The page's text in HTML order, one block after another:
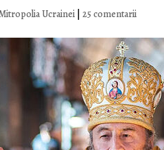
Ucrainei |25 comentarii